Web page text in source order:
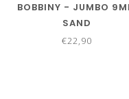
BOBBINY - JUMBO
SAND
€22,90